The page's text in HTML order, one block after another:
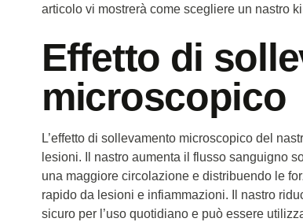
articolo vi mostrerà come scegliere un nastro
Effetto di
microscopico
L’effetto di sollevamento microscopico del
lesioni. Il nastro aumenta il flusso sanguigno
una maggiore circolazione e distribuendo le
rapido da lesioni e infiammazioni. Il nastro
sicuro per l’uso quotidiano e può essere